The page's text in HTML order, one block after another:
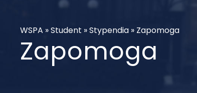
WSPA »Student »Stypendia » Zapomoga
Zapomoga